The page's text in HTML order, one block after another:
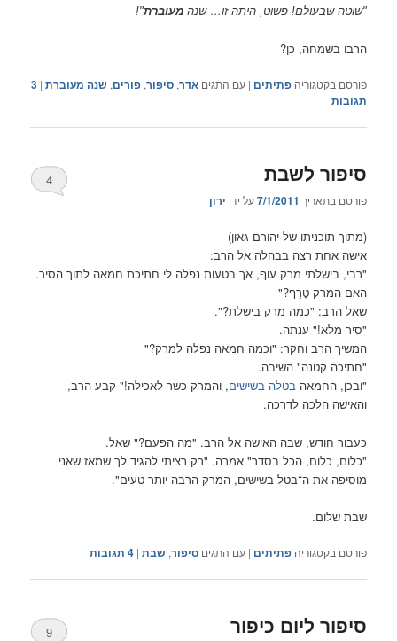
"שוטה שבעולם! פשוט, היתה זו… שנהמעוברת"!
הרבו בשמחה, כן?
פורסם בקטגוריה פתיתים |עם התגים אדר,סיפור,פורים,שנה מעוברת |
3
תגובות
סיפור לשבת
פורסם בתאריך 7/1/2011על ידי ירון
4
(מתוך תוכניתו של יהורם גאון)
אישה אחת רצה בבהלה אל הרב:
"רבי, בישלתי מרק עוף, אך בטעות נפלה לי חתיכת חמאה לתוך הסיר.
האם המרק טָרֵף?"
שאל הרב: "כמה מרק בישלת?".
"סיר מלא!" ענתה.
המשיך הרב וחקר: "וכמה חמאה נפלה למרק?"
"חתיכה קטנה" השיבה.
"ובכן, החמאהבטלה בשישים, והמרק כשר לאכילה!" קבע הרב,
והאישה הלכה לדרכה.
כעבור חודש, שבה האישה אל הרב. "מה הפעם?" שאל.
"כלום, כלום, הכל בסדר" אמרה. "רק רציתי להגיד לך שמאז שאני
מוסיפה את ה־בטל בשישים, המרק הרבה יותר טעים".
שבת שלום.
פורסם בקטגוריה פתיתים |עם התגים סיפור,שבת |
4 תגובות
סיפור ליום כיפור 9